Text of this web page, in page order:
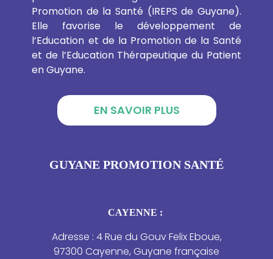
Promotion de la Santé (IREPS de Guyane).
Elle favorise le développement de
l’Education et de la Promotion de la Santé
et de l’Education Thérapeutique du Patient
en Guyane.
EN SAVOIR PLUS
GUYANE PROMOTION SANTÉ
CAYENNE :
Adresse : 4 Rue du Gouv Felix Eboue,
97300 Cayenne, Guyane française